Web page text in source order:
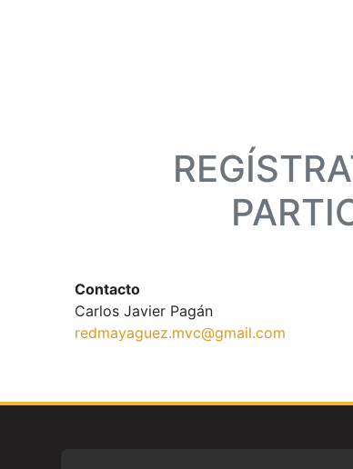
Contacto
Carlos Javier Pagán
redmayaguez.mvc@gmail.com